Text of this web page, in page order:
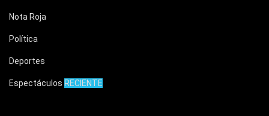
Nota Roja
Política
Deportes
Espectáculos RECIENTE